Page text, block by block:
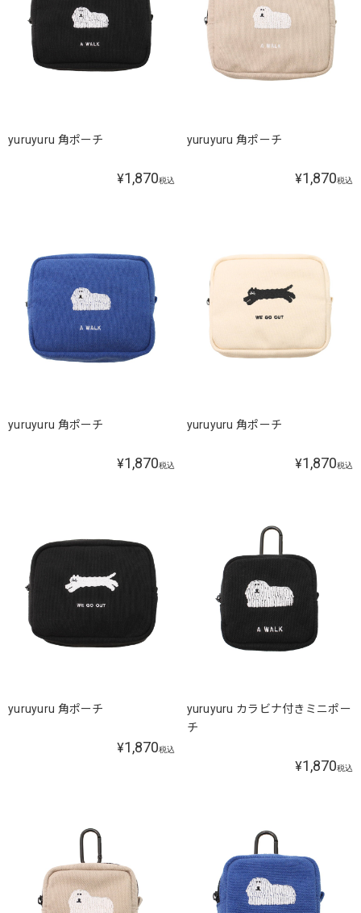
yuruyuru 角ポーチ
¥1,870税込
yuruyuru 角ポーチ
¥1,870税込
yuruyuru 角ポーチ
¥1,870税込
yuruyuru 角ポーチ
¥1,870税込
yuruyuru 角ポーチ
¥1,870税込
yuruyuru カラビナ付きミニポー
チ
¥1,870税込